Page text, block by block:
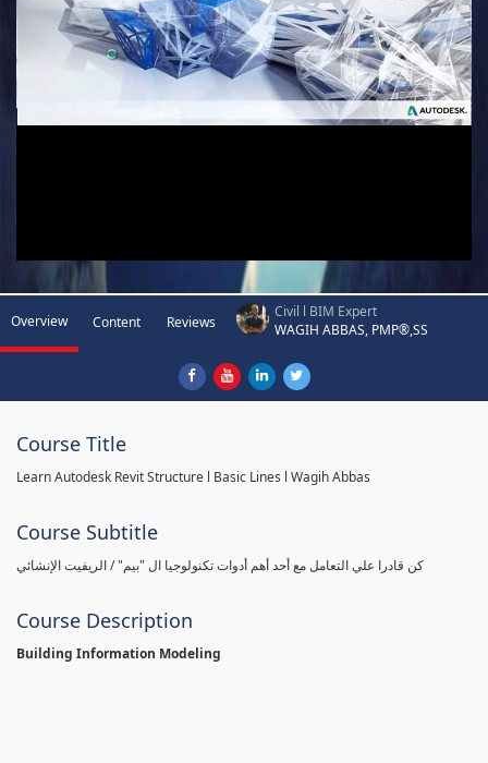
Overview Content Reviews
Civil l BIM Expert
WAGIH ABBAS, PMP®,SS
Course Title
Learn Autodesk Revit Structure l Basic Lines l Wagih Abbas
Course Subtitle
كن قادرا علي التعامل مع أحد أهم أدوات تكنولوجيا ال "بيم" / الريفيت الإنشائي
Course Description
Building Information Modeling